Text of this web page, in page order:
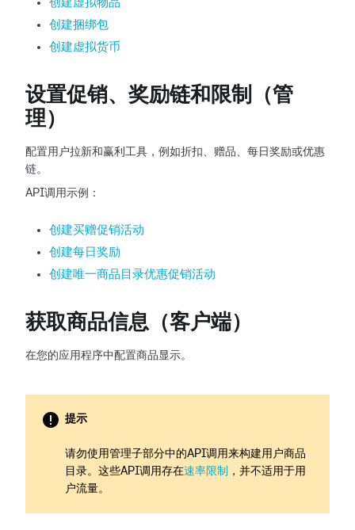
创建虚拟物品
创建捆绑包
创建虚拟货币
设置促销、奖励链和限制（管
理）
配置用户拉新和赢利工具，例如折扣、赠品、每日奖励或优惠
链。
API调用示例：
创建买赠促销活动
创建每日奖励
创建唯一商品目录优惠促销活动
获取商品信息（客户端）
在您的应用程序中配置商品显示。
提示
请勿使用管理子部分中的API调用来构建用户商品
目录。这些API调用存在速率限制
，并不适用于用
户流量。